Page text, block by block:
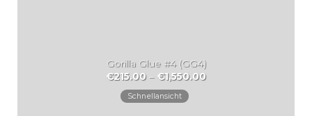
Gorilla Glue #4 (GG4)
€215.00 – €1,550.00Preisspanne:
Schnellansicht